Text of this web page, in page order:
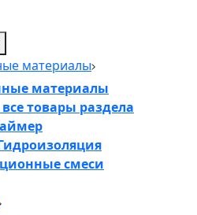
материалы
материалы
товары раздела
смеси